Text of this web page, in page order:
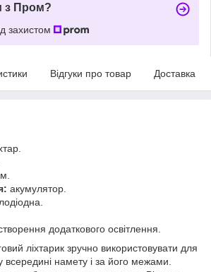
з Пром?
захистом
Відгуки про товар Доставка
акумулятор.
додаткового освітлення.
ліхтарик зручно використовувати для
всередині намету і за його межами.